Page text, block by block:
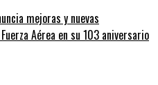
mejoras y nuevas
Aérea en su 103 aniversario